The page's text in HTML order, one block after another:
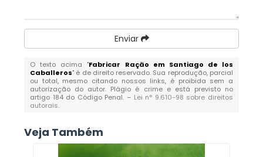
Enviar
O texto acima "Fabricar Ração em Santiago de los
Caballeros" é de direito reservado. Sua reprodução, parcial
ou total, mesmo citando nossos links, é proibida sem a
autorização do autor. Plágio é crime e está previsto no
artigo 184 do Código Penal. – Lei n° 9.610-98 sobre direitos
autorais.
Veja Também